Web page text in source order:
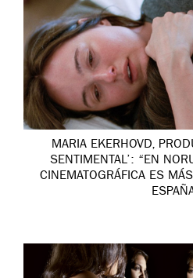
MARIA EKERHOVD,
SENTIMENTAL’: “EN
CINEMATOGRÁFICA ES